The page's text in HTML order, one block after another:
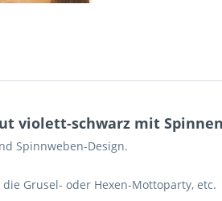
violett-schwarz mit
Spinnweben-Design.
Grusel- oder Hexen-Mottoparty, etc.